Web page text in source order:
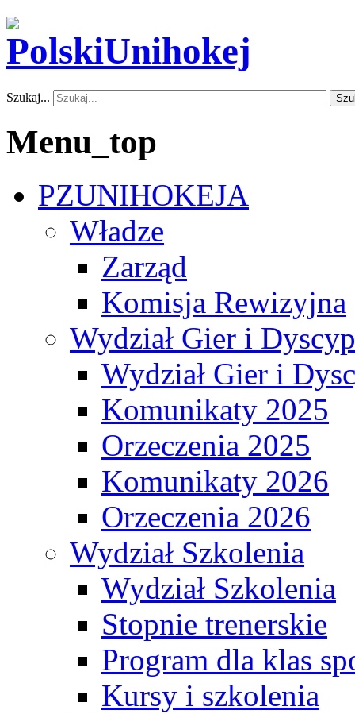
Szukaj...
Menu_top
PZUNIHOKEJA
Władze
Zarząd
Komisja Rewizyjna
Wydział Gier i
Wydział Gier i
Komunikaty 2025
Orzeczenia 2025
Komunikaty 2026
Orzeczenia 2026
Wydział Szkolenia
Wydział Szkolenia
Stopnie trenerskie
Program dla klas
Kursy i szkolenia